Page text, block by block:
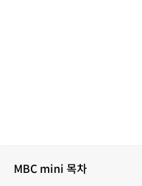
MBC mini 목차